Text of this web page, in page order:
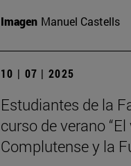
Imagen Manuel Castells
10 | 07 | 2025
Estudiantes de la
curso de verano
Complutense y la